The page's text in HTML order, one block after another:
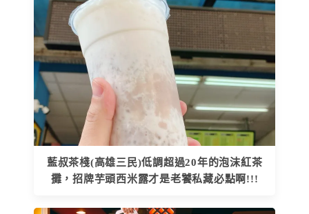
藍叔茶棧(高雄三民)低調超過20年的泡沫紅茶
攤，招牌芋頭西米露才是老饕私藏必點啊!!!